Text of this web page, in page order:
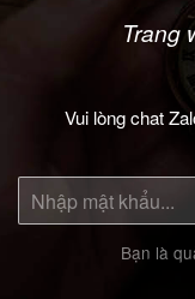
Trang
Vui lòng chat
Bạn là